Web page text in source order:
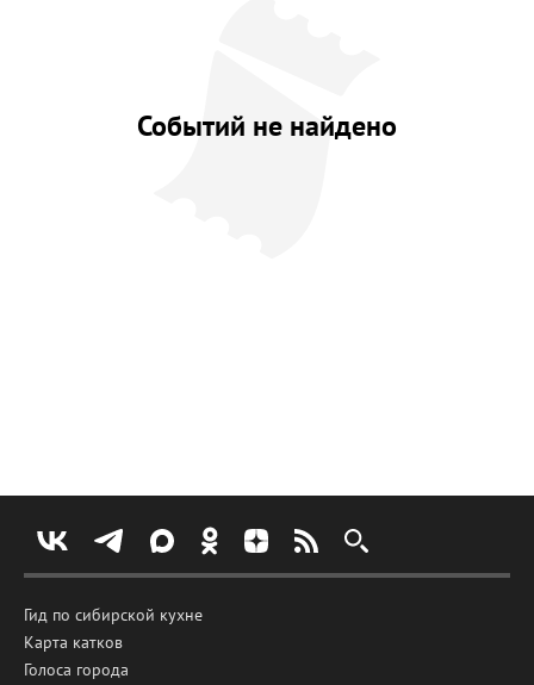
Событий не найдено
Гид по сибирской кухне
Карта катков
Голоса города